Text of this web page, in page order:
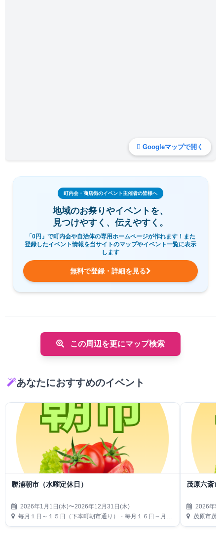
Googleマップで開く
町内会・商店街のイベント主催者の皆様へ
地域のお祭りやイベントを、
見つけやすく、伝えやすく。
「0円」で町内会や自治体の専用ホームページが作れます！また
登録したイベント情報を当サイトのマップやイベント一覧に表示
します
無料で登録・詳細を見る
この周辺を更にマップ検索
あなたにおすすめのイベント
勝浦朝市（水曜定休日）
2026年1月1日(木)〜2026年12月31日(木)
毎月１日～１５日（下本町朝市通り）・毎月１６日～月末（仲本町朝市通り）
茂原六斎市
2026年5
茂原市茂